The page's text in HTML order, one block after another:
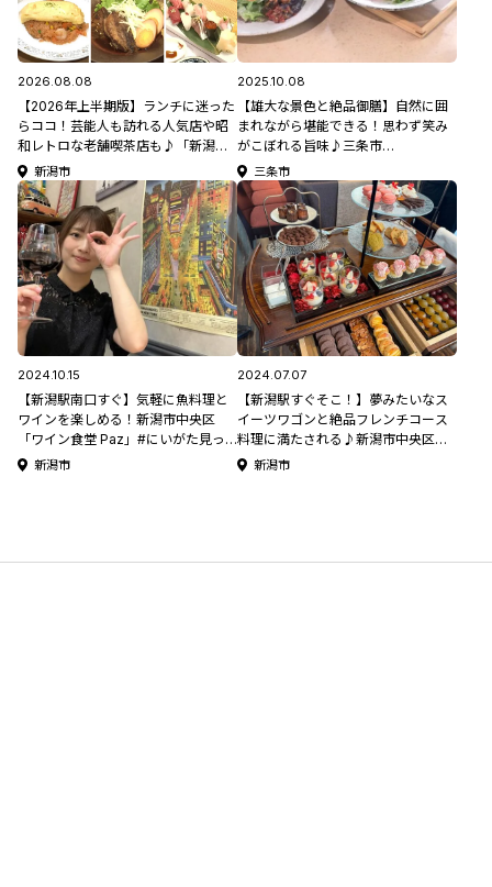
2026.08.08
【2026年上半期版】ランチに迷った
らココ！芸能人も訪れる人気店や昭
和レトロな老舗喫茶店も♪「新潟市
中央区のランチ5選」
新潟市
2025.10.08
【雄大な景色と絶品御膳】自然に囲
まれながら堪能できる！思わず笑み
がこぼれる旨味♪三条市
「Restaurant雪峰」
三条市
2024.10.15
【新潟駅南口すぐ】気軽に魚料理と
ワインを楽しめる！新潟市中央区
「ワイン食堂 Paz」#にいがた見っ
けたい
新潟市
2024.07.07
【新潟駅すぐそこ！】夢みたいなス
イーツワゴンと絶品フレンチコース
料理に満たされる♪新潟市中央区
「Chareir Rendez-vous(シャレル･
新潟市